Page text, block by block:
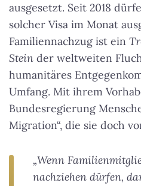
ausgesetzt. Seit 2018
solcher Visa im Monat
Familiennachzug ist ein
Stein der weltweiten
humanitäres
Umfang. Mit ihrem
Bundesregierung
Migration“, die sie doch
„Wenn
nachziehen dürfen,